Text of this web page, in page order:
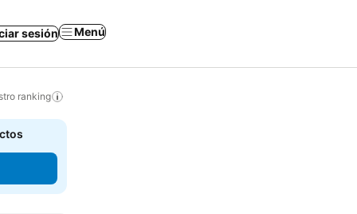
sesión Menú
ranking